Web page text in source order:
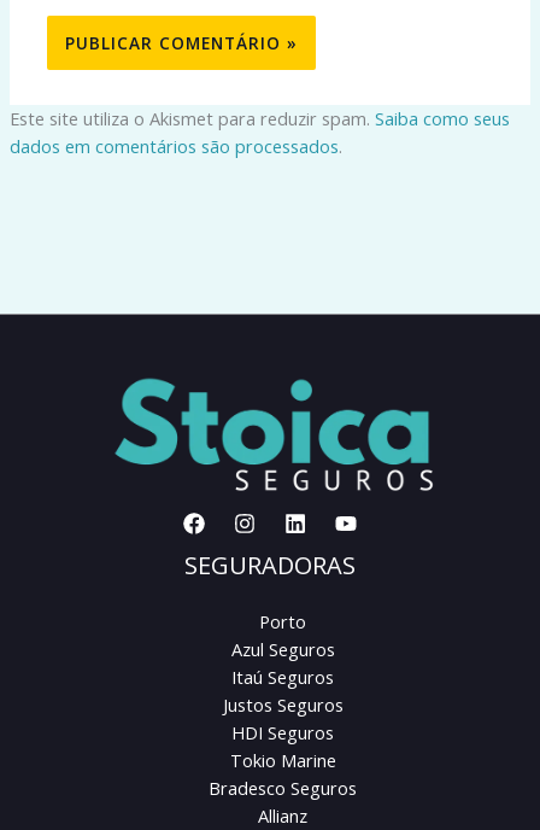
Este site utiliza o Akismet para reduzir spam. Saiba como seus
dados em comentários são processados.
SEGURADORAS
Porto
Azul Seguros
Itaú Seguros
Justos Seguros
HDI Seguros
Tokio Marine
Bradesco Seguros
Allianz